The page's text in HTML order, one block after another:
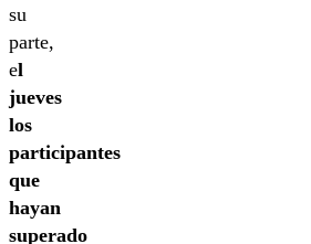
su
parte,
el
jueves
los
participantes
que
hayan
superado